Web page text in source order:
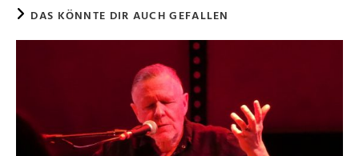
DAS KÖNNTE DIR AUCH GEFALLEN